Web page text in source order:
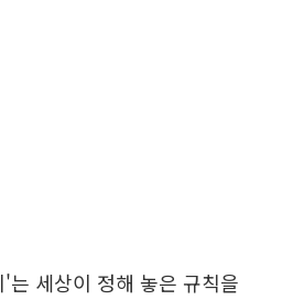
세상이 정해 놓은 규칙을